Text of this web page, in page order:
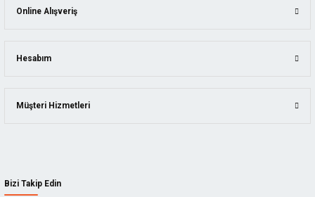
Bizi Takip Edin
Online Alışveriş
Hesabım
Müşteri Hizmetleri